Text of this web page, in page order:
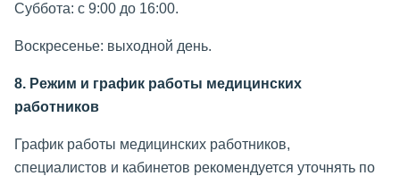
Суббота: с 9:00 до 16:00.
Воскресенье: выходной день.
8. Режим и график работы медицинских
работников
График работы медицинских работников,
специалистов и кабинетов рекомендуется уточнять по